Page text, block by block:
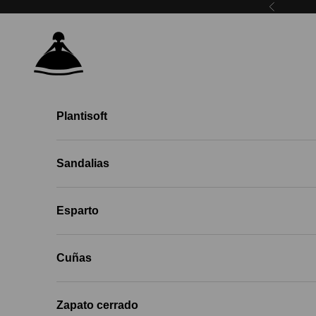
Previous
Menina Step EU
Plantisoft
Sandalias
Esparto
Cuñas
Zapato cerrado